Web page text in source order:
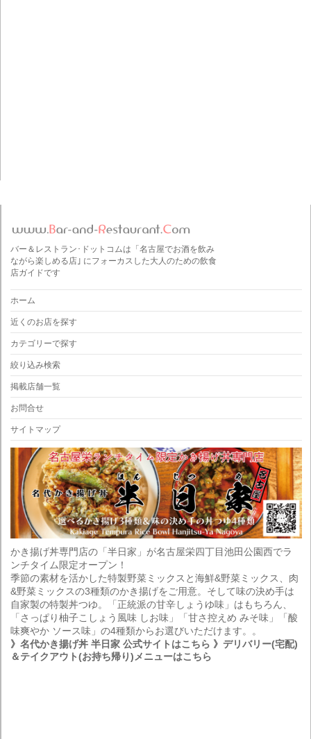
バー＆レストラン･ドットコムは「名古屋でお酒を飲み
ながら楽しめる店｣ にフォーカスした大人のための飲食
店ガイドです
ホーム
近くのお店を探す
カテゴリーで探す
絞り込み検索
掲載店舗一覧
お問合せ
サイトマップ
かき揚げ丼専門店の「半日家」が名古屋栄四丁目池田公園西でラ
ンチタイム限定オープン！
季節の素材を活かした特製野菜ミックスと海鮮&野菜ミックス、肉
&野菜ミックスの3種類のかき揚げをご用意。そして味の決め手は
自家製の特製丼つゆ。「正統派の甘辛しょうゆ味」はもちろん、
「さっぱり柚子こしょう風味 しお味」「甘さ控えめ みそ味」「酸
味爽やか ソース味」の4種類からお選びいただけます。。
》名代かき揚げ丼 半日家 公式サイトはこちら 》デリバリー(宅配)
＆テイクアウト(お持ち帰り)メニューはこちら